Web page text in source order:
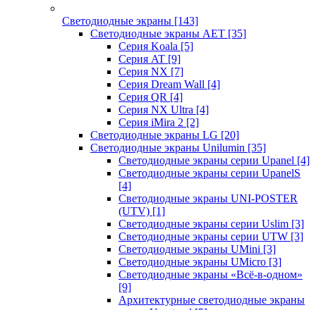
Светодиодные экраны [143]
Светодиодные экраны AET [35]
Cерия Koala [5]
Серия AT [9]
Серия NX [7]
Серия Dream Wall [4]
Серия QR [4]
Серия NX Ultra [4]
Серия iMira 2 [2]
Светодиодные экраны LG [20]
Светодиодные экраны Unilumin [35]
Светодиодные экраны серии Upanel [4]
Светодиодные экраны серии UpanelS
[4]
Светодиодные экраны UNI-POSTER
(UTV) [1]
Светодиодные экраны серии Uslim [3]
Светодиодные экраны серии UTW [3]
Светодиодные экраны UMini [3]
Светодиодные экраны UMicro [3]
Светодиодные экраны «Всё-в-одном»
[9]
Архитектурные светодиодные экраны